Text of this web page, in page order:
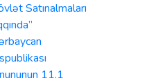
Satınalmaları
11.1